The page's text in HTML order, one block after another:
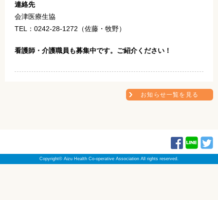
連絡先
会津医療生協
TEL：0242-28-1272（佐藤・牧野）
看護師・介護職員も募集中です。ご紹介ください！
お知らせ一覧を見る
Copyright© Aizu Health Co-operative Association All rights reserved.